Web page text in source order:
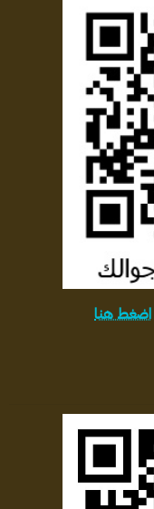
اضغط هنا